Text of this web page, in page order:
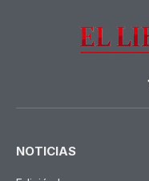
NOTICIAS